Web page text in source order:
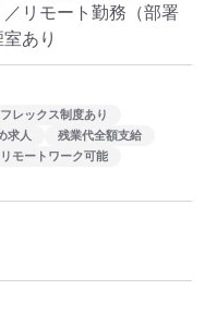
リモート勤務（部署
あり
フレックス制度あり
求人
残業代全額支給
リモートワーク可能